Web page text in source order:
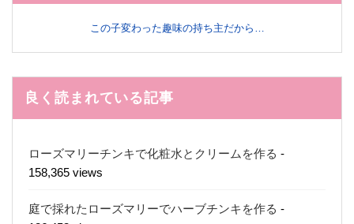
この子変わった趣味の持ち主だから…
良く読まれている記事
ローズマリーチンキで化粧水とクリームを作る -
158,365 views
庭で採れたローズマリーでハーブチンキを作る -